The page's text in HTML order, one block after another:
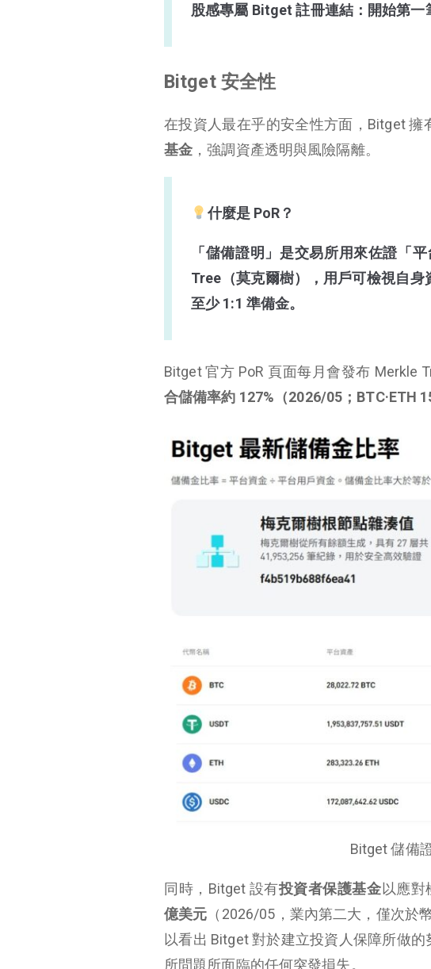
股感專屬 Bitget 註冊連結：開始第一
Bitget 安全性
在投資人最在乎的安全性方面，Bitget 擁
基金 ，強調資產透明與風險隔離。
什麼是 PoR？
「儲備證明」是交易所用來佐證「
Tree（莫克爾樹），用戶可檢視自
至少 1:1 準備金。
Bitget 官方 PoR 頁面每月會發布 Merkle
合儲備率約 127% （2026/05；BTC·ETH
Bitget 儲備
同時，Bitget 設有投資者保護基金以應
億美元 （2026/05，業內第二大，僅次於
以看出 Bitget 對於建立投資人保障所做
所問題所面臨的任何突發損失。